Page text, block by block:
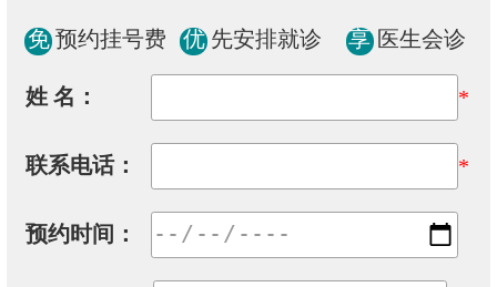
免 预约挂号费 优 先安排就诊 享 医生会诊
姓 名： *
联系电话： *
预约时间：